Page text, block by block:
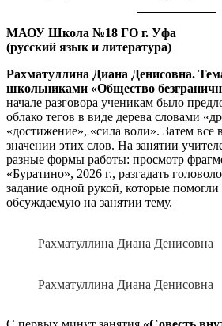
МАОУ Школа №18 ГО г. Уфа
(русский язык и литература)
Рахматуллина Диана Денисовна.
школьниками «Общество
начале разговора ученикам было
облако тегов в виде дерева словами
«достижение», «сила воли». Затем все
значении этих слов. На занятии
разные формы работы: просмотр
«Буратино», 2026 г., разгадать
задание одной рукой, которые
обсуждаемую на занятии тему.
Рахматуллина Диана Денисовна
Рахматуллина Диана Денисовна